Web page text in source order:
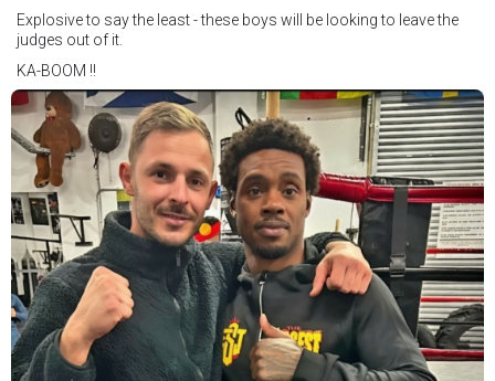
Explosive to say the least - these boys will be looking to leave the
judges out of it.
KA-BOOM !!